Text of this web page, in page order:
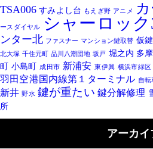
TSA006 すみよし台 もえぎ野 アニメ
ースダイヤル シャーロック
ンター北 ファスナー マンション鍵取替 仮
北大塚 千住元町 品川八潮団地 坂戸 堀之内 多
町
小島町 成田市 新浦安 東伊興 横浜市緑区
羽田空港国内線第１ターミナル 自転
新井 野水 鍵が重たい 鍵分解修理
所
アーカイ